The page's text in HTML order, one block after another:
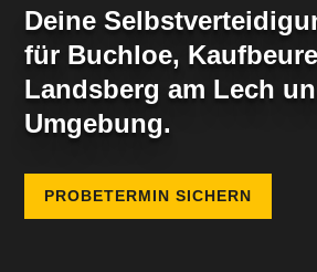
Deine
für Buchloe,
Landsberg am Lech
Umgebung.
PROBETERMIN SICHERN